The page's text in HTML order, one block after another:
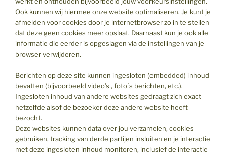
Ook kunnen wij hiermee onze website optimaliseren. Je kunt je
afmelden voor cookies door je internetbrowser zo in te stellen
dat deze geen cookies meer opslaat. Daarnaast kun je ook alle
informatie die eerder is opgeslagen via de instellingen van je
browser verwijderen.
Berichten op deze site kunnen ingesloten (embedded) inhoud
bevatten (bijvoorbeeld video’s , foto´s berichten, etc.).
Ingesloten inhoud van andere websites gedraagt zich exact
hetzelfde alsof de bezoeker deze andere website heeft
bezocht.
Deze websites kunnen data over jou verzamelen, cookies
gebruiken, tracking van derde partijen insluiten en je interactie
met deze ingesloten inhoud monitoren, inclusief de interactie